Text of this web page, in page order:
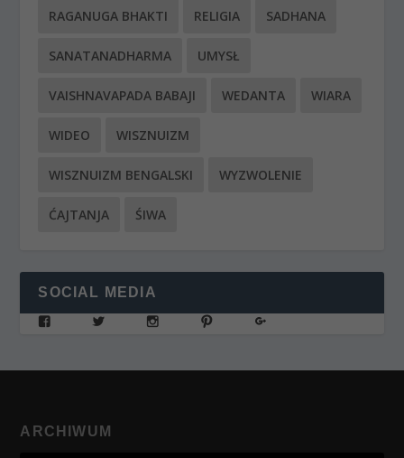
RAGANUGA BHAKTI RELIGIA SADHANA
SANATANADHARMA UMYSŁ
VAISHNAVAPADA BABAJI WEDANTA WIARA
WIDEO WISZNUIZM
WISZNUIZM BENGALSKI WYZWOLENIE
ĆAJTANJA ŚIWA
SOCIAL MEDIA
ARCHIWUM